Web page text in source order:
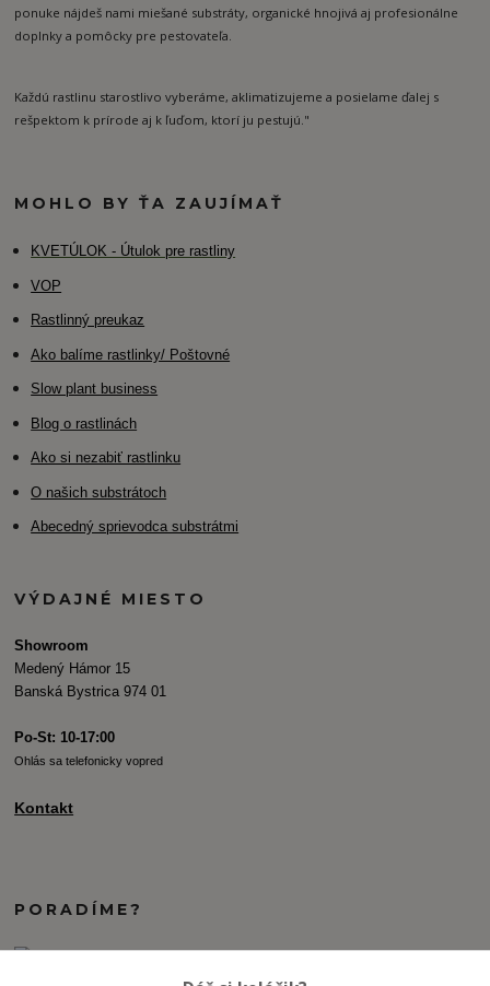
ponuke nájdeš nami miešané substráty, organické hnojivá aj profesionálne
doplnky a pomôcky pre pestovateľa.
Každú rastlinu starostlivo vyberáme, aklimatizujeme a posielame ďalej s
rešpektom k prírode aj k ľuďom, ktorí ju pestujú."
MOHLO BY ŤA ZAUJÍMAŤ
KVETÚLOK - Útulok pre rastliny
VOP
Rastlinný preukaz
Ako balíme rastlinky/ Poštovné
Slow plant business
Blog o rastlinách
Ako si nezabiť rastlinku
O našich substrátoch
Abecedný sprievodca substrátmi
VÝDAJNÉ MIESTO
Showroom
Medený Hámor 15
Banská Bystrica 974 01
Po-St: 10-17:00
Ohlás sa telefonicky vopred
Kontakt
PORADÍME?